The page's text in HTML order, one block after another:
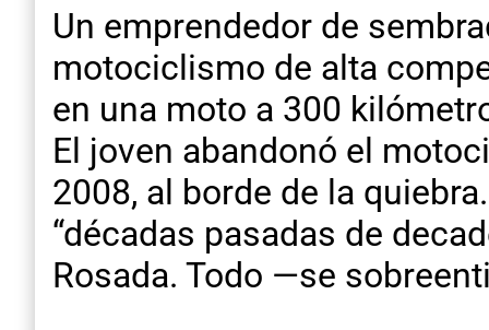
Un emprendedor de
motociclismo de alta
en una moto a 300
El joven abandonó el
2008, al borde de la
“décadas pasadas de
Rosada. Todo —se